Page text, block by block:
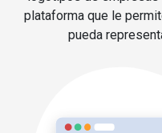
plataforma que le
pueda